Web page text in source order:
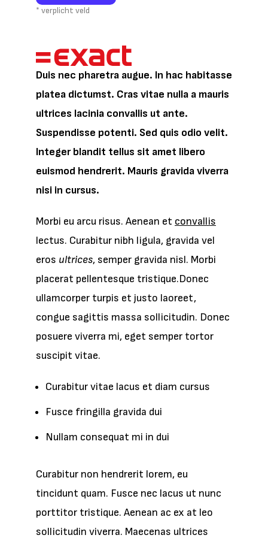
* verplicht veld
Duis nec pharetra augue. In hac habitasse
platea dictumst. Cras vitae nulla a mauris
ultrices lacinia convallis ut ante.
Suspendisse potenti. Sed quis odio velit.
Integer blandit tellus sit amet libero
euismod hendrerit. Mauris gravida viverra
nisi in cursus.
Morbi eu arcu risus. Aenean et convallis
lectus. Curabitur nibh ligula, gravida vel
eros ultrices, semper gravida nisl. Morbi
placerat pellentesque tristique.Donec
ullamcorper turpis et justo laoreet,
congue sagittis massa sollicitudin. Donec
posuere viverra mi, eget semper tortor
suscipit vitae.
Curabitur vitae lacus et diam cursus
Fusce fringilla gravida dui
Nullam consequat mi in dui
Curabitur non hendrerit lorem, eu
tincidunt quam. Fusce nec lacus ut nunc
porttitor tristique. Aenean ac ex at leo
sollicitudin viverra. Maecenas ultrices